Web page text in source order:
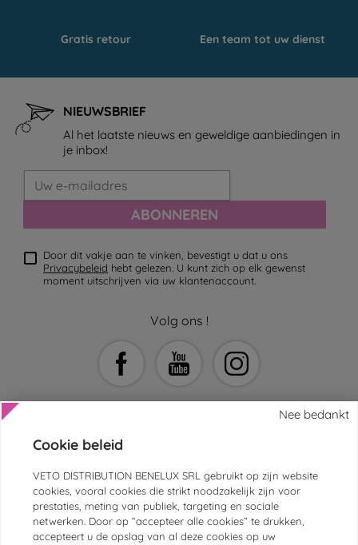
Gratis retour Een team tot uw dienst
NIEUWSBRIEF
Al het laatste nieuws en geweldige aanbiedingen in
je inbox!
ABONNEREN
Door dit vakje aan te vinken, bevestigt u dat u ons
Privacybeleid hebt gelezen. U kunt zich op elk gewenst
moment uitschrijven via uw klantenaccount.
Volg ons !
HULP EN CONTACT
KLANTENSERVICE
DIERENARTSEN EN -ASSISTENTEN
Nee bedankt
Cookie beleid
VETO DISTRIBUTION BENELUX SRL gebruikt op zijn website
cookies, vooral cookies die strikt noodzakelijk zijn voor
prestaties, meting van publiek, targeting en sociale
netwerken. Door op “accepteer alle cookies” te drukken,
accepteert u de opslag van al deze cookies op uw